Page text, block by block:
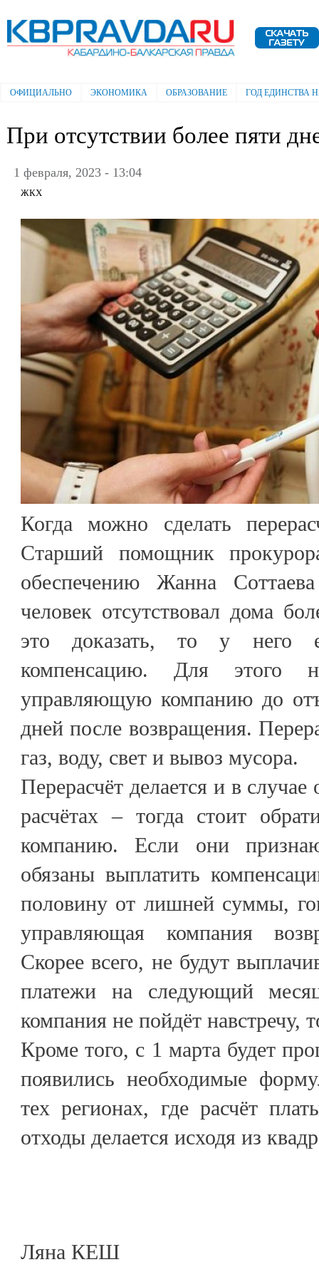
Электронная газета "Кабардино-
Балкарская правда"
Главное меню
ОФИЦИАЛЬНО ЭКОНОМИКА ОБРАЗОВАНИЕ ГОД ЕДИНСТВА
При отсутствии более пяти
1 февраля, 2023 - 13:04
ЖКХ
Когда можно сделать
Старший помощник
обеспечению Жанна
человек отсутствовал дома
это доказать, то у него
компенсацию. Для этого
управляющую компанию до
дней после возвращения.
газ, воду, свет и вывоз мусора.
Перерасчёт делается и в
расчётах – тогда стоит
компанию. Если они
обязаны выплатить
половину от лишней суммы,
управляющая компания
Скорее всего, не будут
платежи на следующий
компания не пойдёт навстречу,
Кроме того, с 1 марта будет
появились необходимые
тех регионах, где расчёт
отходы делается исходя из
Ляна КЕШ